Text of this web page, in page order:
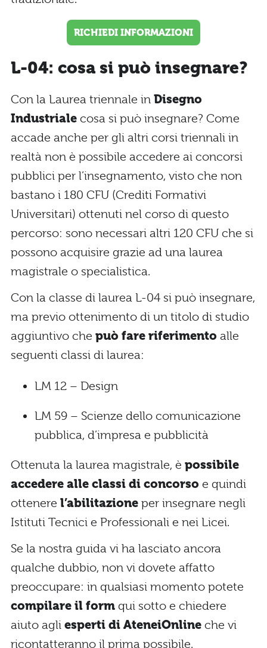
RICHIEDI INFORMAZIONI
L-04: cosa si può insegnare?
Con la Laurea triennale in Disegno
Industriale cosa si può insegnare? Come
accade anche per gli altri corsi triennali in
realtà non è possibile accedere ai concorsi
pubblici per l’insegnamento, visto che non
bastano i 180 CFU (Crediti Formativi
Universitari) ottenuti nel corso di questo
percorso: sono necessari altri 120 CFU che si
possono acquisire grazie ad una laurea
magistrale o specialistica.
Con la classe di laurea L-04 si può insegnare,
ma previo ottenimento di un titolo di studio
aggiuntivo che può fare riferimento alle
seguenti classi di laurea:
LM 12 – Design
LM 59 – Scienze dello comunicazione
pubblica, d’impresa e pubblicità
Ottenuta la laurea magistrale, è possibile
accedere alle classi di concorso e quindi
ottenere l’abilitazione per insegnare negli
Istituti Tecnici e Professionali e nei Licei.
Se la nostra guida vi ha lasciato ancora
qualche dubbio, non vi dovete affatto
preoccupare: in qualsiasi momento potete
compilare il form qui sotto e chiedere
aiuto agli esperti di AteneiOnline che vi
ricontatteranno il prima possibile.